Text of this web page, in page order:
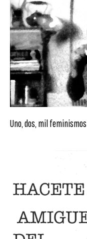
Uno, dos, mil feminismos